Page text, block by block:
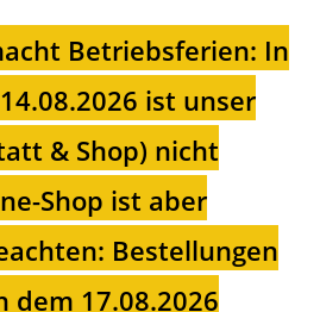
Betriebsferien: In
ist unser
& Shop) nicht
Shop ist aber
Bestellungen
dem 17.08.2026